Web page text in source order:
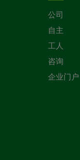
公司
自主
工人
咨询
企业门户